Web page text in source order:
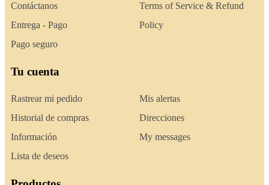
Contáctanos
Entrega - Pago
Pago seguro
Terms of Service & Refund
Policy
Tu cuenta
Rastrear mi pedido
Historial de compras
Información
Lista de deseos
Mis alertas
Direcciones
My messages